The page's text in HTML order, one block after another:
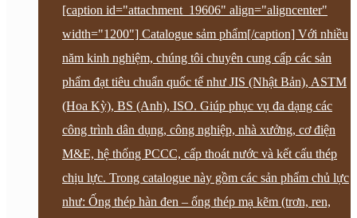
[caption id="attachment_19606" align="aligncenter"
width="1200"] Catalogue sảm phẩm[/caption] Với nhiều
năm kinh nghiệm, chúng tôi chuyên cung cấp các sản
phẩm đạt tiêu chuẩn quốc tế như JIS (Nhật Bản), ASTM
(Hoa Kỳ), BS (Anh), ISO. Giúp phục vụ đa dạng các
công trình dân dụng, công nghiệp, nhà xưởng, cơ điện
M&E, hệ thống PCCC, cấp thoát nước và kết cấu thép
chịu lực. Trong catalogue này gồm các sản phẩm chủ lực
như: Ống thép hàn đen – ống thép mạ kẽm (trơn, ren,